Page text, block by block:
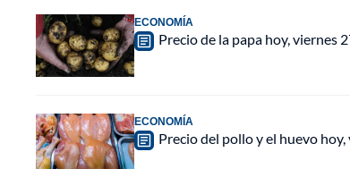
ECONOMÍA
Precio de la papa hoy, viernes
ECONOMÍA
Precio del pollo y el huevo